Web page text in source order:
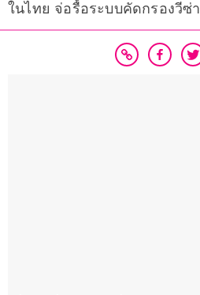
ในไทย จ่อรื้อระบบคัดกรองวีซ่า